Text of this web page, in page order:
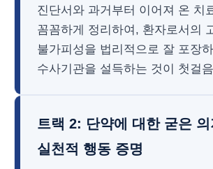
진단서와 과거부터 이어져 온 치
꼼꼼하게 정리하여, 환자로서의
불가피성을 법리적으로 잘 포장
수사기관을 설득하는 것이 첫걸
트랙 2: 단약에 대한 굳은
실천적 행동 증명